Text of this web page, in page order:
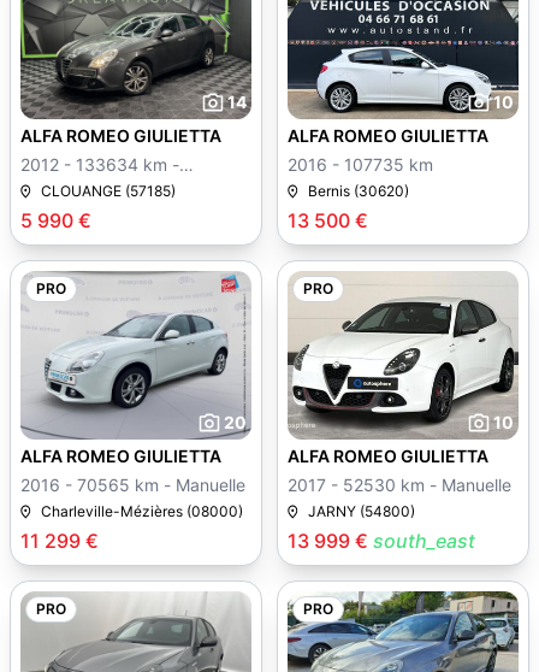
14
5 990 €
ALFA ROMEO GIULIETTA
2012 - 133634 km -
Manuelle
CLOUANGE (57185)
10
13 500 €
ALFA ROMEO GIULIETTA
2016 - 107735 km
Bernis (30620)
PRO
20
11 299 €
ALFA ROMEO GIULIETTA
2016 - 70565 km - Manuelle
Charleville-Mézières (08000)
PRO
10
13 999 € south_east
ALFA ROMEO GIULIETTA
2017 - 52530 km - Manuelle
JARNY (54800)
PRO PRO